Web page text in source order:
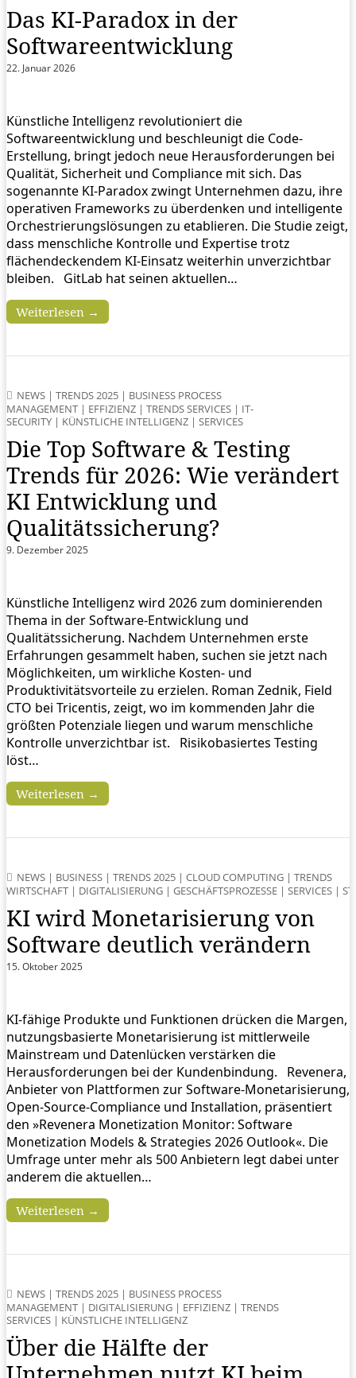
Das KI-Paradox in der
Softwareentwicklung
22. Januar 2026
Künstliche Intelligenz revolutioniert die
Softwareentwicklung und beschleunigt die Code-
Erstellung, bringt jedoch neue Herausforderungen bei
Qualität, Sicherheit und Compliance mit sich. Das
sogenannte KI-Paradox zwingt Unternehmen dazu, ihre
operativen Frameworks zu überdenken und intelligente
Orchestrierungslösungen zu etablieren. Die Studie zeigt,
dass menschliche Kontrolle und Expertise trotz
flächendeckendem KI-Einsatz weiterhin unverzichtbar
bleiben. GitLab hat seinen aktuellen…
Weiterlesen →
NEWS | TRENDS 2025 | BUSINESS PROCESS
MANAGEMENT | EFFIZIENZ | TRENDS SERVICES | IT-
SECURITY | KÜNSTLICHE INTELLIGENZ | SERVICES
Die Top Software & Testing
Trends für 2026: Wie verändert
KI Entwicklung und
Qualitätssicherung?
9. Dezember 2025
Künstliche Intelligenz wird 2026 zum dominierenden
Thema in der Software-Entwicklung und
Qualitätssicherung. Nachdem Unternehmen erste
Erfahrungen gesammelt haben, suchen sie jetzt nach
Möglichkeiten, um wirkliche Kosten- und
Produktivitätsvorteile zu erzielen. Roman Zednik, Field
CTO bei Tricentis, zeigt, wo im kommenden Jahr die
größten Potenziale liegen und warum menschliche
Kontrolle unverzichtbar ist. Risikobasiertes Testing
löst…
Weiterlesen →
NEWS | BUSINESS | TRENDS 2025 | CLOUD COMPUTING | TRENDS
WIRTSCHAFT | DIGITALISIERUNG | GESCHÄFTSPROZESSE | SERVICES |
KI wird Monetarisierung von
Software deutlich verändern
15. Oktober 2025
KI-fähige Produkte und Funktionen drücken die Margen,
nutzungsbasierte Monetarisierung ist mittlerweile
Mainstream und Datenlücken verstärken die
Herausforderungen bei der Kundenbindung. Revenera,
Anbieter von Plattformen zur Software-Monetarisierung,
Open-Source-Compliance und Installation, präsentiert
den »Revenera Monetization Monitor: Software
Monetization Models & Strategies 2026 Outlook«. Die
Umfrage unter mehr als 500 Anbietern legt dabei unter
anderem die aktuellen…
Weiterlesen →
NEWS | TRENDS 2025 | BUSINESS PROCESS
MANAGEMENT | DIGITALISIERUNG | EFFIZIENZ | TRENDS
SERVICES | KÜNSTLICHE INTELLIGENZ
Über die Hälfte der